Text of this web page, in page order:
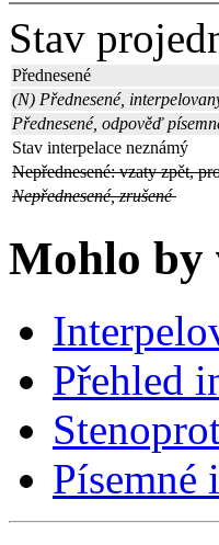
Stav
Přednesené
(N) Přednesené,
Přednesené, odpověď
Stav interpelace neznámý
Nepřednesené: vzaty zpět,
Nepřednesené, zrušené
Mohlo by
Přehled
Písemné